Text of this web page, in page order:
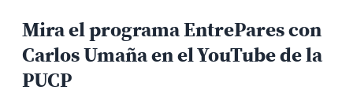
Mira el programa EntrePares con
Carlos Umaña en el YouTube de la
PUCP